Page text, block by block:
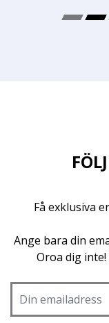
Få exklusiva
Ange bara din
Oroa dig